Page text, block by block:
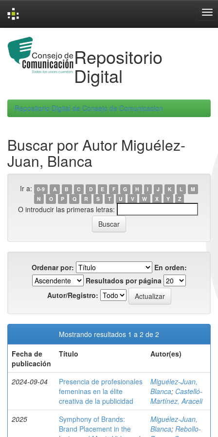
navigation
Repositorio
Digital
Repositorio Digital de Consejo de Comunicacion
Buscar por Autor Miguélez-
Juan, Blanca
Ir a: 0-9 A B C D E F G H I J K L
M
N
O P Q R S T U V W X Y Z
O introducir las primeras letras:
Ordenar por:
En orden:
Resultados por página
Autor/Registro:
Mostrando resultados 1 a 2 de 2
Fecha de
publicación
Título Autor(es)
2024-09-04
Presencia de profesionales
femeninas en la élite
creativa de la publicidad
Miguélez-Juan,
Blanca; Castelló-
Martínez, Araceli
2025
Symphony of Brands:
Brand Placement in the
Miguélez-Juan,
Blanca; Rebollo-